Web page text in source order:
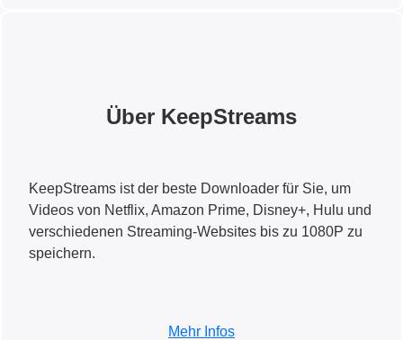
Über KeepStreams
KeepStreams ist der beste Downloader für Sie, um
Videos von Netflix, Amazon Prime, Disney+, Hulu und
verschiedenen Streaming-Websites bis zu 1080P zu
speichern.
Mehr Infos